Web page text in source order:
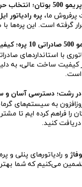
حرفه‌ای
پرفروش ما، پره رادیاتور ایل
گرفته است. این
جهانی
با استانداردهای
کیفیت ساخت عالی، به
است.
در رشت؛ دسترسی آسان و
روزافزون به سیستم‌های
را فراهم کرده ایم تا
کنید.
و رادیاتورهای پنلی
می‌کنیم که شما